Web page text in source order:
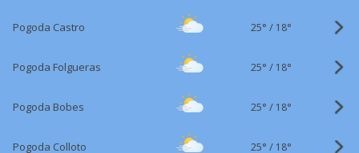
Pogoda Castro 25° / 18°
Pogoda Folgueras 25° / 18°
Pogoda Bobes 25° / 18°
Pogoda Colloto 25° / 18°